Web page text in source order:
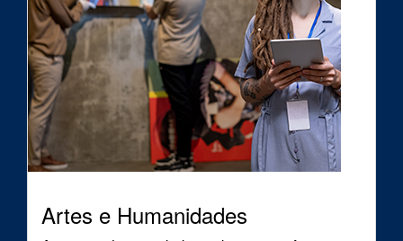
Artes e Humanidades